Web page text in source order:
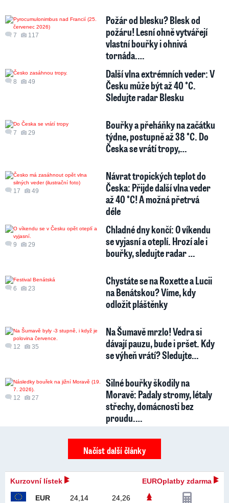
7 117
Požár od blesku? Blesk od
požáru! Lesní ohně vytvářejí
vlastní bouřky i ohnivá
tornáda.…
8 49
Další vlna extrémních veder: V
Česku může být až 40 °C.
Sledujte radar Blesku
7 29
Bouřky a přeháňky na začátku
týdne, postupně až 38 °C. Do
Česka se vrátí tropy,…
17 49
Návrat tropických teplot do
Česka: Přijde další vlna veder
až 40 °C! A možná přetrvá
déle
9 29
Chladné dny končí: O víkendu
se vyjasní a oteplí. Hrozí ale i
bouřky, sledujte radar …
6 23
Chystáte se na Roxette a Lucii
na Benátskou? Víme, kdy
odložit pláštěnky
12 35
Na Šumavě mrzlo! Vedra si
dávají pauzu, bude i pršet. Kdy
se výheň vrátí? Sledujte…
12 27
Silné bouřky škodily na
Moravě: Padaly stromy, létaly
střechy, domácnosti bez
proudu.…
Načíst další články
Kurzovní lístek EUROplatby zdarma
EUR 24,14
24,26